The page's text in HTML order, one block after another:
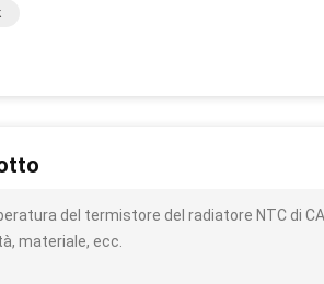
del termistore del radiatore NTC di
materiale, ecc.